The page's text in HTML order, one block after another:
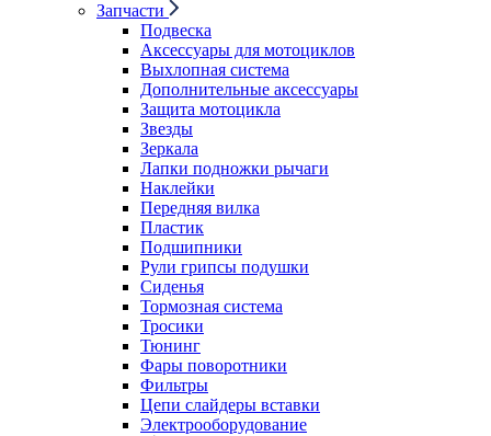
Запчасти
Подвеска
Аксессуары для мотоциклов
Выхлопная система
Дополнительные аксессуары
Защита мотоцикла
Звезды
Зеркала
Лапки подножки рычаги
Наклейки
Передняя вилка
Пластик
Подшипники
Рули грипсы подушки
Сиденья
Тормозная система
Тросики
Тюнинг
Фары поворотники
Фильтры
Цепи слайдеры вставки
Электрооборудование